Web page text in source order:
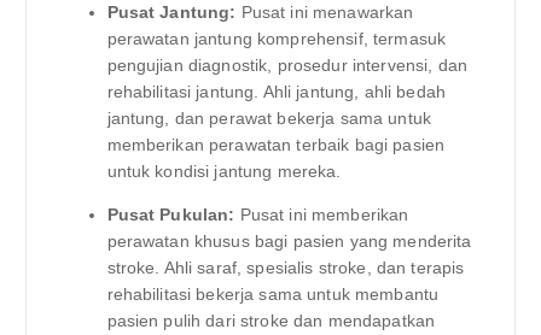
Pusat Jantung: Pusat ini menawarkan
perawatan jantung komprehensif, termasuk
pengujian diagnostik, prosedur intervensi, dan
rehabilitasi jantung. Ahli jantung, ahli bedah
jantung, dan perawat bekerja sama untuk
memberikan perawatan terbaik bagi pasien
untuk kondisi jantung mereka.
Pusat Pukulan: Pusat ini memberikan
perawatan khusus bagi pasien yang menderita
stroke. Ahli saraf, spesialis stroke, dan terapis
rehabilitasi bekerja sama untuk membantu
pasien pulih dari stroke dan mendapatkan